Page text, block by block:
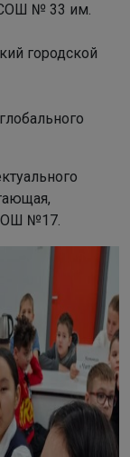
№ 33 им.
городской
№17.